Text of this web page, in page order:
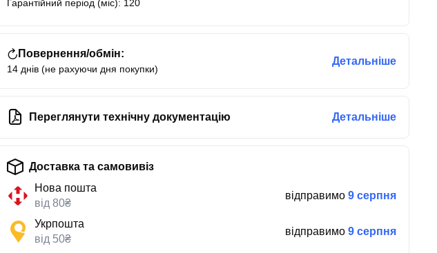
Гарантійний період (міс): 120
Повернення/обмін:
14 днів (не рахуючи дня покупки)
Детальніше
Переглянути технічну документацію Детальніше
Доставка та самовивіз
Нова пошта
від 80₴
відправимо 9 серпня
Укрпошта
від 50₴
відправимо 9 серпня